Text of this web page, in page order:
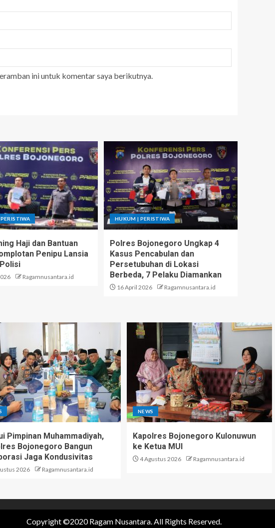
ini untuk komentar saya berikutnya.
Haji dan Bantuan
Penipu Lansia
Ragamnusantara.id
HUKUM | PERISTIWA
Polres Bojonegoro Ungkap 4
Kasus Pencabulan dan
Persetubuhan di Lokasi
Berbeda, 7 Pelaku Diamankan
16 April 2026 Ragamnusantara.id
Pimpinan Muhammadiyah,
Bojonegoro Bangun
Jaga Kondusivitas
2026 Ragamnusantara.id
NEWS
Kapolres Bojonegoro Kulonuwun
ke Ketua MUI
4 Agustus 2026 Ragamnusantara.id
Copyright ©2020 Ragam Nusantara. All Rights Reserved.